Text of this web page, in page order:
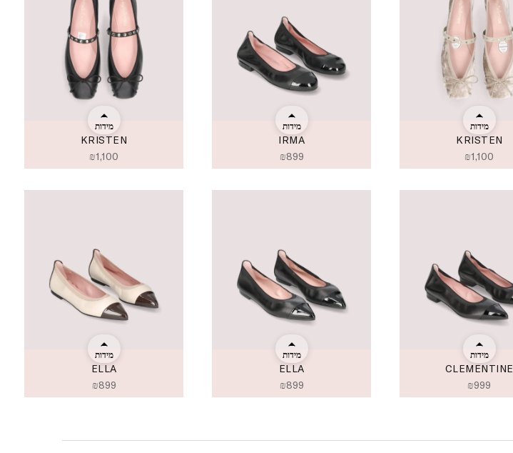
KRISTEN
₪1,100
מידות
IRMA
₪899
מידות
KRISTEN
₪1,100
מידות
ELLA
₪899
מידות
ELLA
₪899
מידות
CLEMENTINE
₪999
מידות